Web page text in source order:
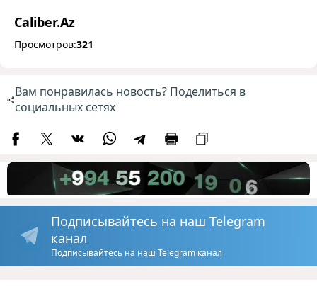
Caliber.Az
Просмотров:321
Вам понравилась новость? Поделиться в
социальных сетях
Подписывайтесь на наш Telegram
канал
Подписывайтесь на наш Telegram канал